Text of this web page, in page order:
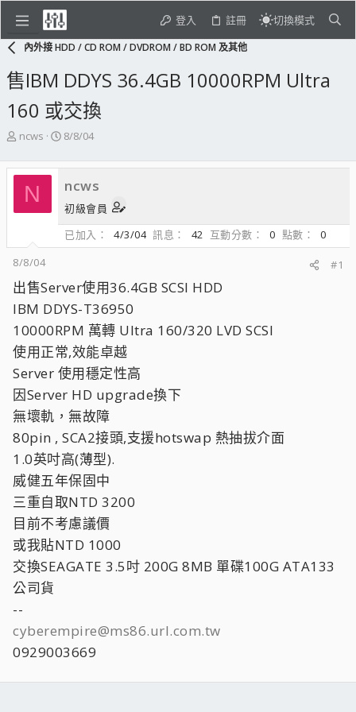
登入 註冊 切換模式
內外接 HDD / CD ROM / DVDROM / BD ROM 及其他
售IBM DDYS 36.4GB 10000RPM Ultra
160 或交換
主
發
起
人
ncws
開
日
期
8/8/04
N ncws
初級會員
已加入
4/3/04 訊息 42 互動分數 0 點數
0
8/8/04
#1
出售Server使用36.4GB SCSI HDD
IBM DDYS-T36950
10000RPM 萬轉 Ultra 160/320 LVD SCSI
使用正常,效能卓越
Server 使用穩定性高
因Server HD upgrade換下
無壞軌，無故障
80pin , SCA2接頭,支援hotswap 熱抽拔介面
1.0英吋高(薄型).
威健五年保固中
三重自取NTD 3200
目前不考慮議價
或我貼NTD 1000
交換SEAGATE 3.5吋 200G 8MB 單碟100G ATA133
公司貨
--
cyberempire@ms86.url.com.tw
0929003669